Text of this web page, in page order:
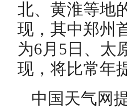
北、黄淮等地
现，其中郑州
为6月5日、太
现，将比常年
中国天气网